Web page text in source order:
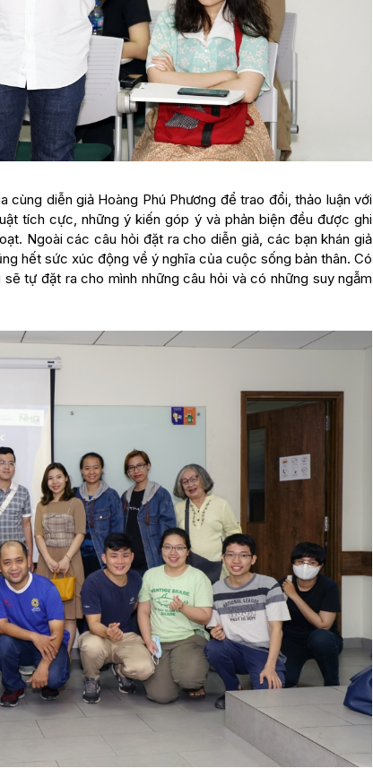
diễn giả Hoàng Phú Phương để trao đổi, thảo luận với
tích cực, những ý kiến góp ý và phản biện đều được ghi
Ngoài các câu hỏi đặt ra cho diễn giả, các bạn khán giả
hết sức xúc động về ý nghĩa của cuộc sống bản thân. Có
tự đặt ra cho mình những câu hỏi và có những suy ngẫm